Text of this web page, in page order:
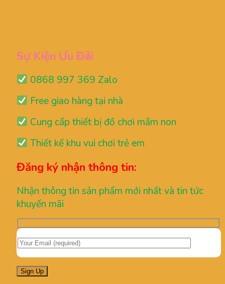
Sự Kiện Ưu Đãi
0868 997 369 Zalo
Free giao hàng tại nhà
Cung cấp thiết bị đồ chơi mầm non
Thiết kế khu vui chơi trẻ em
Đăng ký nhận thông tin:
Nhận thông tin sản phẩm mới nhất và tin tức
khuyến mãi